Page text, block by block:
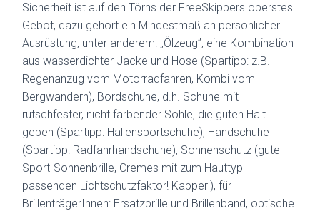
Sicherheit ist auf den Törns der FreeSkippers oberstes
Gebot, dazu gehört ein Mindestmaß an persönlicher
Ausrüstung, unter anderem: „Ölzeug”, eine Kombination
aus wasserdichter Jacke und Hose (Spartipp: z.B.
Regenanzug vom Motorradfahren, Kombi vom
Bergwandern), Bordschuhe, d.h. Schuhe mit
rutschfester, nicht färbender Sohle, die guten Halt
geben (Spartipp: Hallensportschuhe), Handschuhe
(Spartipp: Radfahrhandschuhe), Sonnenschutz (gute
Sport-Sonnenbrille, Cremes mit zum Hauttyp
passenden Lichtschutzfaktor! Kapperl), für
BrillenträgerInnen: Ersatzbrille und Brillenband, optische